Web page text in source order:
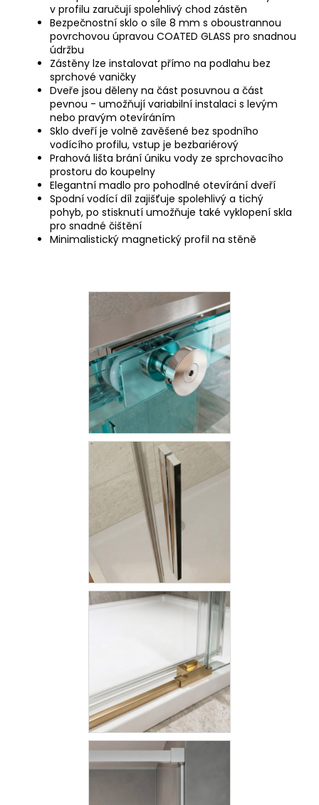
v profilu zaručují spolehlivý chod zástěn
Bezpečnostní sklo o síle 8 mm s oboustrannou
povrchovou úpravou COATED GLASS pro snadnou
údržbu
Zástěny lze instalovat přímo na podlahu bez
sprchové vaničky
Dveře jsou děleny na část posuvnou a část
pevnou - umožňují variabilní instalaci s levým
nebo pravým otevíráním
Sklo dveří je volně zavěšené bez spodního
vodícího profilu, vstup je bezbariérový
Prahová lišta brání úniku vody ze sprchovacího
prostoru do koupelny
Elegantní madlo pro pohodlné otevírání dveří
Spodní vodící díl zajišťuje spolehlivý a tichý
pohyb, po stisknutí umožňuje také vyklopení skla
pro snadné čištění
Minimalistický magnetický profil na stěně